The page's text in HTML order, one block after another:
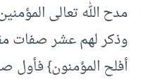
مدح الله تعالى
وذكر لهم عشر صفات
أفلح المؤمنون} فأول